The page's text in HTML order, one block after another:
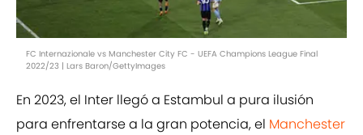
FC Internazionale vs Manchester City FC - UEFA Champions League Final
2022/23 | Lars Baron/GettyImages
En 2023, el Inter llegó a Estambul a pura ilusión
para enfrentarse a la gran potencia, el Manchester